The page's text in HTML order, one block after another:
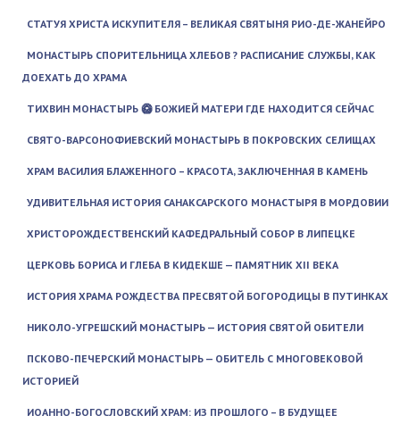
СТАТУЯ ХРИСТА ИСКУПИТЕЛЯ – ВЕЛИКАЯ СВЯТЫНЯ РИО-ДЕ-ЖАНЕЙРО
МОНАСТЫРЬ СПОРИТЕЛЬНИЦА ХЛЕБОВ ? РАСПИСАНИЕ СЛУЖБЫ, КАК
ДОЕХАТЬ ДО ХРАМА
ТИХВИН МОНАСТЫРЬ 🥝 БОЖИЕЙ МАТЕРИ ГДЕ НАХОДИТСЯ СЕЙЧАС
СВЯТО-ВАРСОНОФИЕВСКИЙ МОНАСТЫРЬ В ПОКРОВСКИХ СЕЛИЩАХ
ХРАМ ВАСИЛИЯ БЛАЖЕННОГО – КРАСОТА, ЗАКЛЮЧЕННАЯ В КАМЕНЬ
УДИВИТЕЛЬНАЯ ИСТОРИЯ САНАКСАРСКОГО МОНАСТЫРЯ В МОРДОВИИ
ХРИСТОРОЖДЕСТВЕНСКИЙ КАФЕДРАЛЬНЫЙ СОБОР В ЛИПЕЦКЕ
ЦЕРКОВЬ БОРИСА И ГЛЕБА В КИДЕКШЕ — ПАМЯТНИК XII ВЕКА
ИСТОРИЯ ХРАМА РОЖДЕСТВА ПРЕСВЯТОЙ БОГОРОДИЦЫ В ПУТИНКАХ
НИКОЛО-УГРЕШСКИЙ МОНАСТЫРЬ — ИСТОРИЯ СВЯТОЙ ОБИТЕЛИ
ПСКОВО-ПЕЧЕРСКИЙ МОНАСТЫРЬ — ОБИТЕЛЬ С МНОГОВЕКОВОЙ
ИСТОРИЕЙ
ИОАННО-БОГОСЛОВСКИЙ ХРАМ: ИЗ ПРОШЛОГО – В БУДУЩЕЕ